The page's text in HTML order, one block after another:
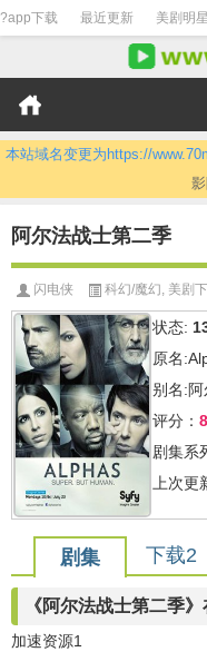
?app下载 最近更新 美剧明星
本站域名变更为https://
阿尔法战士第二季
闪电侠 科幻/魔幻, 美剧
状态:
原名
别名:
评分：
剧集系
上次更
剧集 下载2
《阿尔法战士第二季
加速资源1